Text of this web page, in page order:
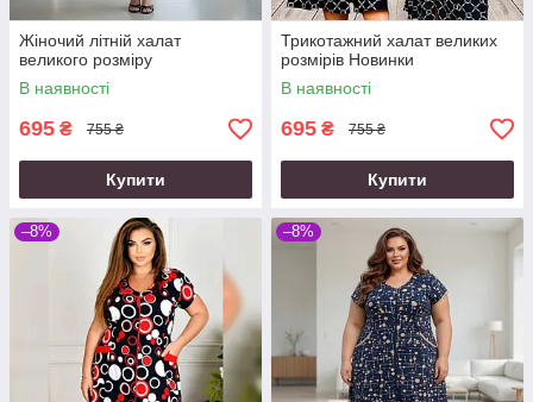
Жіночий літній халат
великого розміру
В наявності
695 ₴ 755 ₴
Купити
Трикотажний халат великих
розмірів Новинки
В наявності
695 ₴ 755 ₴
Купити
–8% –8%